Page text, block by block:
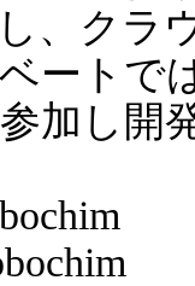
、クラ
ートで
加し開